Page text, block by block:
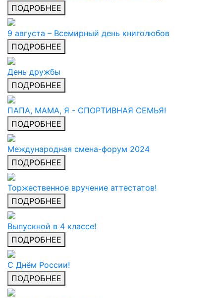
ПОДРОБНЕЕ
9 августа – Всемирный день книголюбов
ПОДРОБНЕЕ
День дружбы
ПОДРОБНЕЕ
ПАПА, МАМА, Я - СПОРТИВНАЯ СЕМЬЯ!
ПОДРОБНЕЕ
Международная смена-форум 2024
ПОДРОБНЕЕ
Торжественное вручение аттестатов!
ПОДРОБНЕЕ
Выпускной в 4 классе!
ПОДРОБНЕЕ
С Днём России!
ПОДРОБНЕЕ